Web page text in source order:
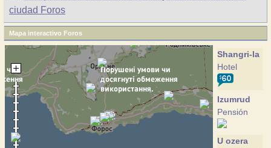
ciudad Foros
Mapa interactivo Foros
Shangri-la
Hotel
Izumrud
Pensión
U ozera